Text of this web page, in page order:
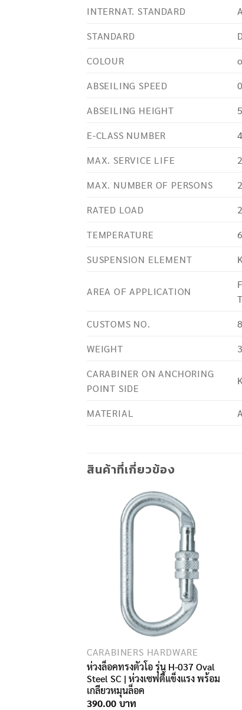
INTERNAT. STANDARD
STANDARD
COLOUR
ABSEILING SPEED
ABSEILING HEIGHT
E-CLASS NUMBER
MAX. SERVICE LIFE
MAX. NUMBER OF PERSONS
2
RATED LOAD
TEMPERATURE
SUSPENSION ELEMENT
AREA OF APPLICATION
CUSTOMS NO.
WEIGHT
CARABINER ON ANCHORING
POINT SIDE
MATERIAL
สินค้าที่เกี่ยวข้อง
CARABINERS HARDWARE
ห่วงล็อคทรงตัวโอ รุ่น H-037 Oval
Steel SC | ห่วงเซฟตี้แข็งแรง พร้อม
เกลียวหมุนล็อค
390.00